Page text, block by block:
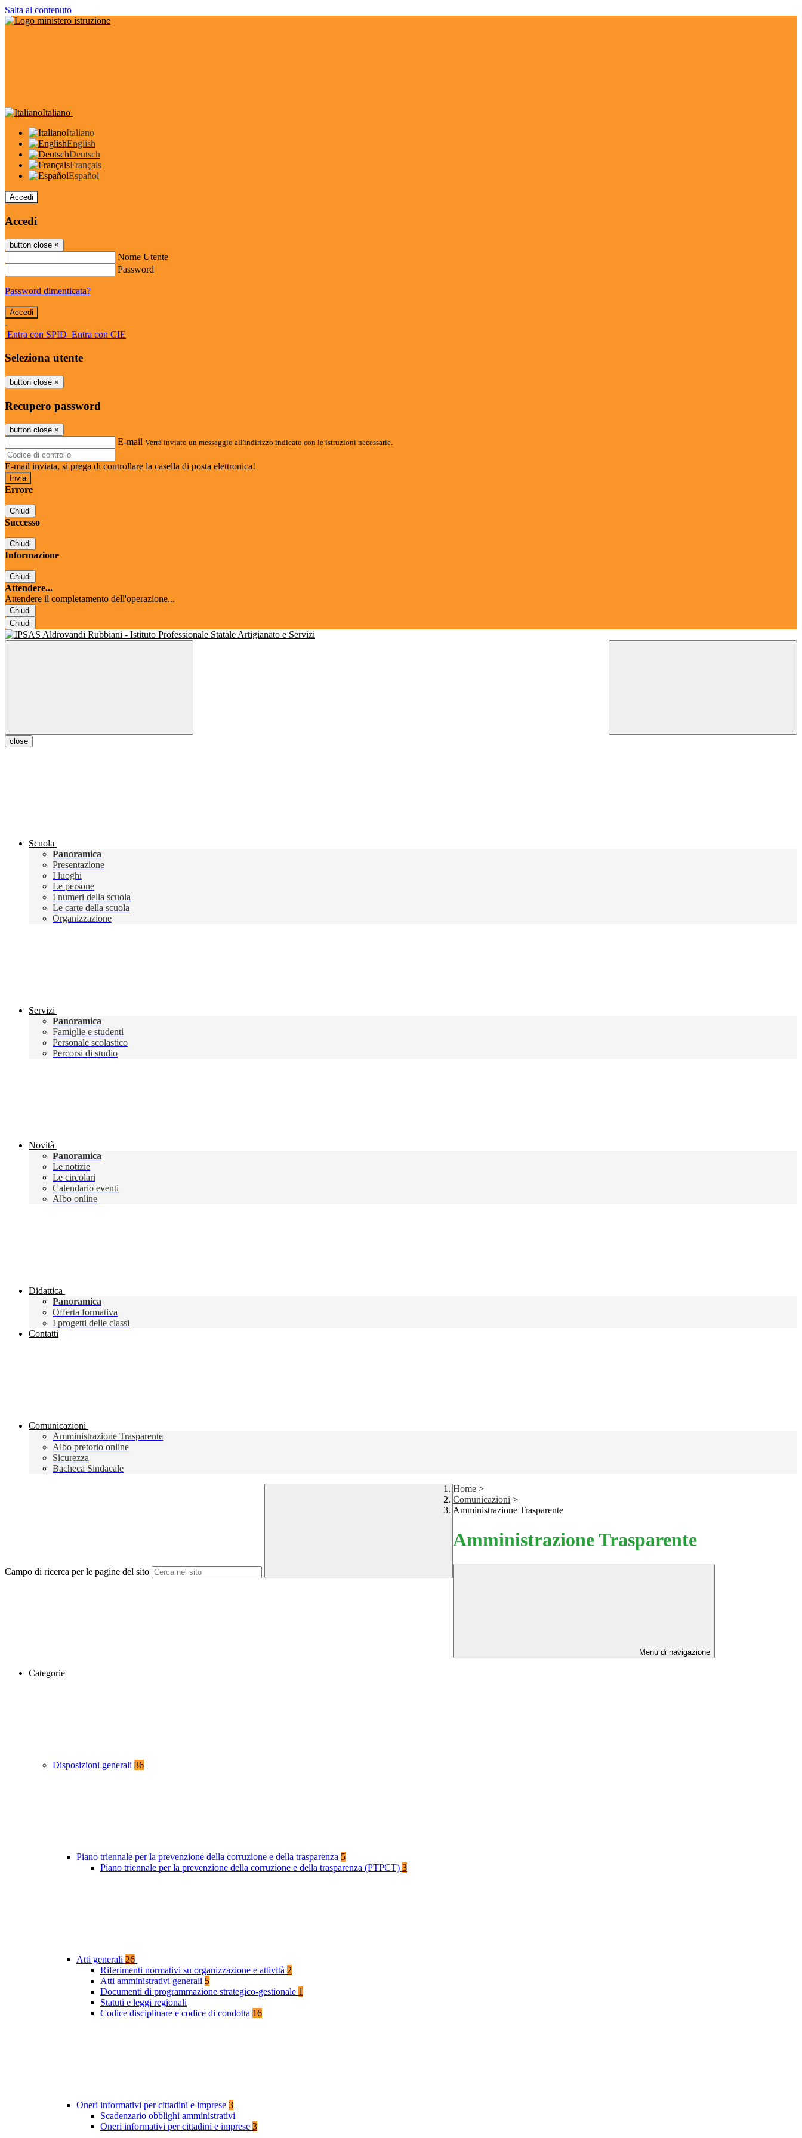
Salta al contenuto
Italiano
Italiano
English
Deutsch
Français
Español
Accedi
Accedi
button close ×
Nome Utente
Password
Password dimenticata?
-
Entra con SPID Entra con CIE
Seleziona utente
button close ×
Recupero password
button close ×
E-mail Verrà inviato un messaggio all'indirizzo indicato con le istruzioni necessarie.
E-mail inviata, si prega di controllare la casella di posta elettronica!
Errore
Chiudi
Successo
Chiudi
Informazione
Chiudi
Attendere...
Attendere il completamento dell'operazione...
Chiudi
Chiudi
close
Scuola
Panoramica
Presentazione
I luoghi
Le persone
I numeri della scuola
Le carte della scuola
Organizzazione
Servizi
Panoramica
Famiglie e studenti
Personale scolastico
Percorsi di studio
Novità
Panoramica
Le notizie
Le circolari
Calendario eventi
Albo online
Didattica
Panoramica
Offerta formativa
I progetti delle classi
Contatti
Comunicazioni
Amministrazione Trasparente
Albo pretorio online
Sicurezza
Bacheca Sindacale
Campo di ricerca per le pagine del sito
Home >
Comunicazioni >
Amministrazione Trasparente
Amministrazione Trasparente
Menu di navigazione
Categorie
Disposizioni generali 36
Piano triennale per la prevenzione della corruzione e della trasparenza 5
Piano triennale per la prevenzione della corruzione e della trasparenza (PTPCT) 3
Atti generali 26
Riferimenti normativi su organizzazione e attività 2
Atti amministrativi generali 5
Documenti di programmazione strategico-gestionale 1
Statuti e leggi regionali
Codice disciplinare e codice di condotta 16
Oneri informativi per cittadini e imprese 3
Scadenzario obblighi amministrativi
Oneri informativi per cittadini e imprese 3